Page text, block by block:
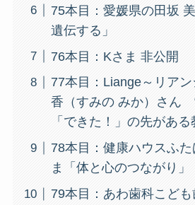
75本目：愛媛県の田坂
遺伝する」
76本目：Kさま 非公開
77本目：Liange～リア
香（すみの みか）さん
「できた！」の先がある
78本目：健康ハウスふ
ま「体と心のつながり」
79本目：あわ歯科こども